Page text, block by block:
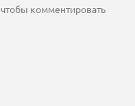
комментировать